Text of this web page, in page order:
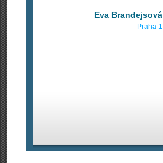
Eva Brandejsová
Praha 1